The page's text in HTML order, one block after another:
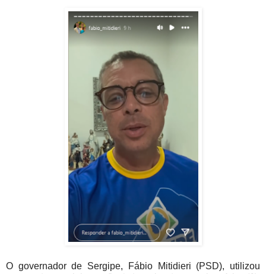
O governador de Sergipe, Fábio Mitidieri (PSD), utilizou